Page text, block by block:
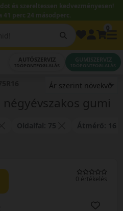
és szereltessen kedvezményesen!
41 perc 24 másodperc.
AUTÓSZERVIZ
IDŐPONTFOGLALÁS
GUMISZERVIZ
IDŐPONTFOGLALÁS
gumi
0 értékelés